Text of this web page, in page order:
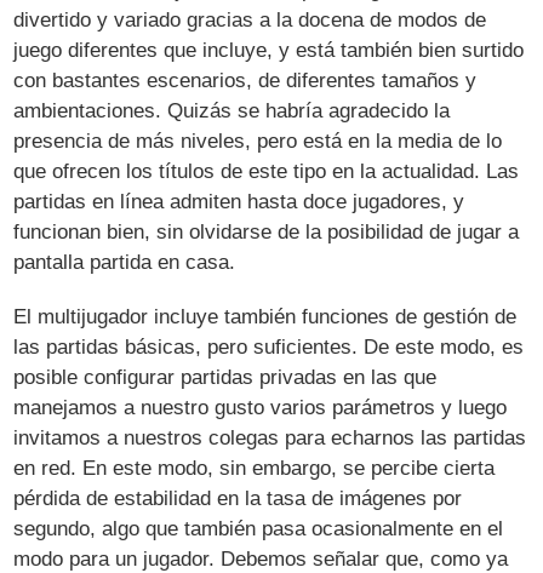
divertido y variado gracias a la docena de modos de
juego diferentes que incluye, y está también bien surtido
con bastantes escenarios, de diferentes tamaños y
ambientaciones. Quizás se habría agradecido la
presencia de más niveles, pero está en la media de lo
que ofrecen los títulos de este tipo en la actualidad. Las
partidas en línea admiten hasta doce jugadores, y
funcionan bien, sin olvidarse de la posibilidad de jugar a
pantalla partida en casa.
El multijugador incluye también funciones de gestión de
las partidas básicas, pero suficientes. De este modo, es
posible configurar partidas privadas en las que
manejamos a nuestro gusto varios parámetros y luego
invitamos a nuestros colegas para echarnos las partidas
en red. En este modo, sin embargo, se percibe cierta
pérdida de estabilidad en la tasa de imágenes por
segundo, algo que también pasa ocasionalmente en el
modo para un jugador. Debemos señalar que, como ya